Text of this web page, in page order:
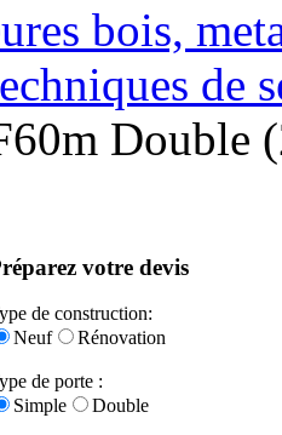
bois,
de
Double
votre devis
de construction:
Neuf
Rénovation
de porte :
Simple
Double